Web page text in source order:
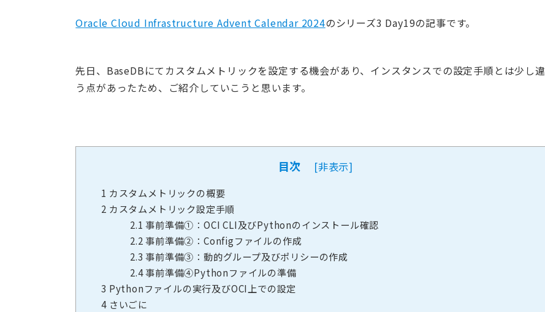
Oracle Cloud Infrastructure Advent Calendar 2024のシリーズ3 Day19の記事です。
先日、BaseDBにてカスタムメトリックを設定する機会があり、インスタンスでの設定手順とは少し違
う点があったため、ご紹介していこうと思います。
目次 [非表示]
1 カスタムメトリックの概要
2 カスタムメトリック設定手順
2.1 事前準備①：OCI CLI及びPythonのインストール確認
2.2事前準備②：Configファイルの作成
2.3 事前準備③：動的グループ及びポリシーの作成
2.4事前準備④Pythonファイルの準備
3 Pythonファイルの実行及びOCI上での設定
4さいごに